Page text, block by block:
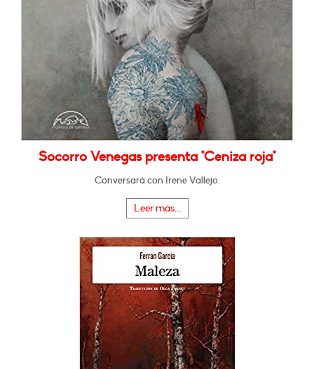
Socorro Venegas presenta "Ceniza roja"
Conversará con Irene Vallejo.
Leer más...